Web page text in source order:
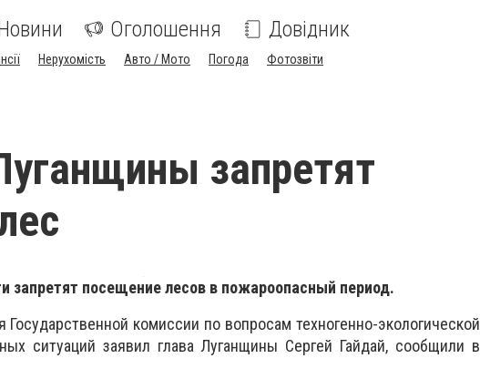
Оголошення Довідник
Нерухомість Авто / Мото Погода Фотозвіти
запретят
запретят посещение лесов в пожароопасный период.
комиссии по вопросам техногенно-экологической
ситуаций заявил глава Луганщины Сергей Гайдай, сообщили в